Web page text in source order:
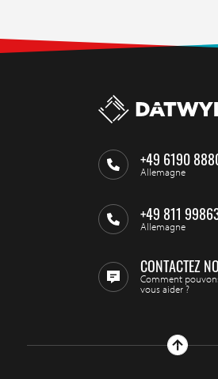
+49 6190
Allemagne
+49 811
Allemagne
CONTACTEZ
Comment
vous aider ?